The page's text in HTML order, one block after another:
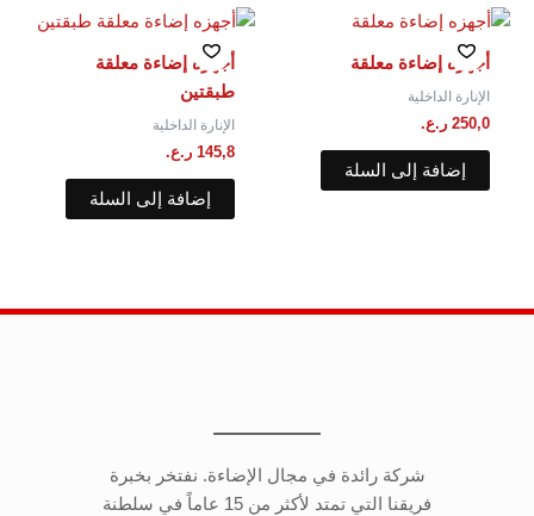
أجهزه إضاءة معلقة
الإنارة الداخلية
250,0 ر.ع.
إضافة إلى السلة
أجهزه إضاءة معلقة⁩
طبقتين
الإنارة الداخلية
145,8 ر.ع.
إضافة إلى السلة
شركة رائدة في مجال الإضاءة. نفتخر بخبرة
فريقنا التي تمتد لأكثر من 15 عاماً في سلطنة